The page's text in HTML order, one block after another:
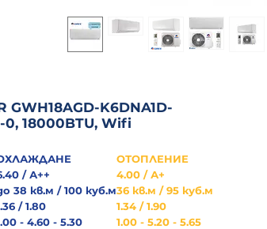
GWH18AGD-K6DNA1D-
0, 18000BTU, Wifi
ОТОПЛЕНИЕ
/ А++
4.00 / А+
38 кв.м / 100 куб.м36 кв.м / 95 куб.м
/ 1.80
1.34 / 1.90
- 4.60 - 5.30 1.00 - 5.20 - 5.65